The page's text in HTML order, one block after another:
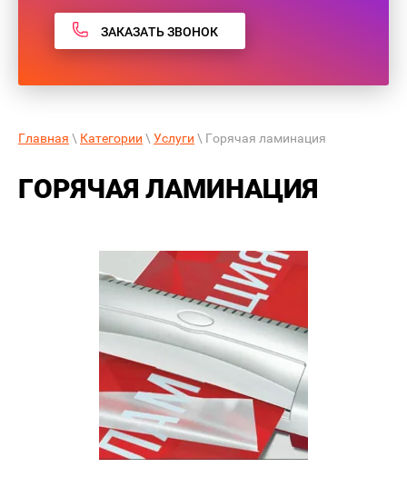
ЗАКАЗАТЬ ЗВОНОК
Главная \ Категории \ Услуги \ Горячая ламинация
ГОРЯЧАЯ ЛАМИНАЦИЯ